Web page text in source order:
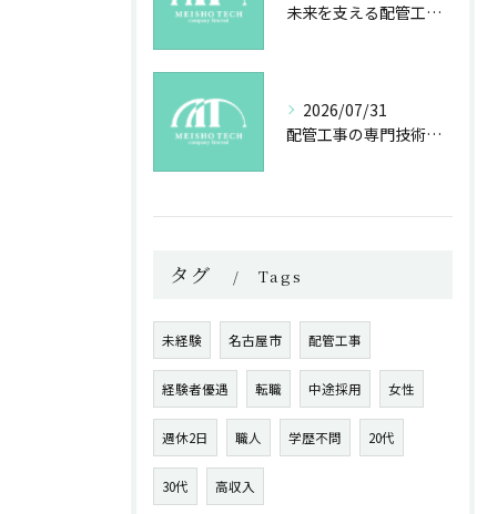
未来を支える配管工事の魅力とやりがい
2026/07/31
配管工事の専門技術が拓く新たな可能性とやりがい
タグ Tags
未経験 名古屋市 配管工事
経験者優遇 転職 中途採用 女性
週休2日 職人 学歴不問 20代
30代 高収入